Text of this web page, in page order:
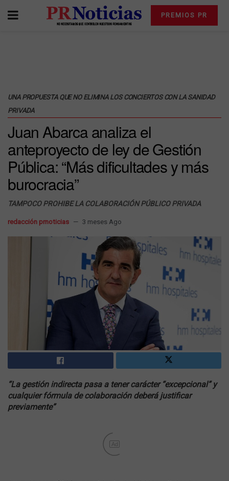
PREMIOS PR
UNA PROPUESTA QUE NO ELIMINA LOS CONCIERTOS CON LA SANIDAD
PRIVADA
Juan Abarca analiza el
anteproyecto de ley de Gestión
Pública: “Más dificultades y más
burocracia”
TAMPOCO PROHIBE LA COLABORACIÓN PÚBLICO PRIVADA
redacción prnoticias 3 meses Ago
“La gestión indirecta pasa a tener carácter “excepcional” y
cualquier fórmula de colaboración deberá justificar
previamente”
Ad